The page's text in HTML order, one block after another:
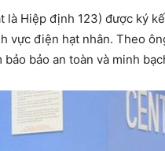
Hiệp định 123) được ký
điện hạt nhân. Theo
bảo an toàn và minh